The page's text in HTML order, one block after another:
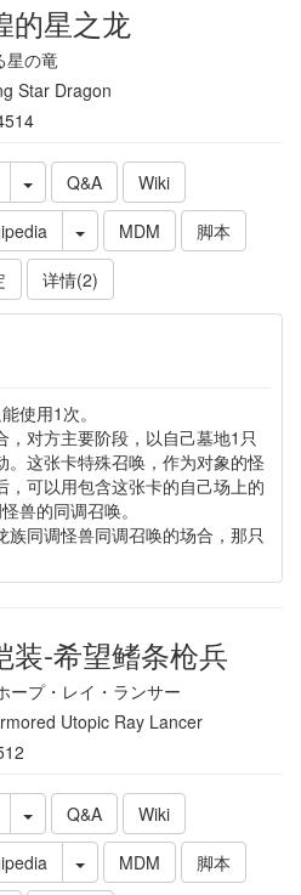
的星之龙
星の竜
Star Dragon
Q&A
Wiki
MDM
脚本
详情(2)
使用1次。
对方主要阶段，以自己墓地1只
这张卡特殊召唤，作为对象的怪
可以用包含这张卡的自己场上的
兽的同调召唤。
同调怪兽同调召唤的场合，那只
装-希望鳍条枪兵
ープ・レイ・ランサー
Utopic Ray Lancer
Q&A
Wiki
MDM
脚本